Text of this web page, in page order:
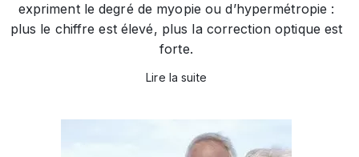
expriment le degré de myopie ou d’hypermétropie :
plus le chiffre est élevé, plus la correction optique est
forte.
Lire la suite